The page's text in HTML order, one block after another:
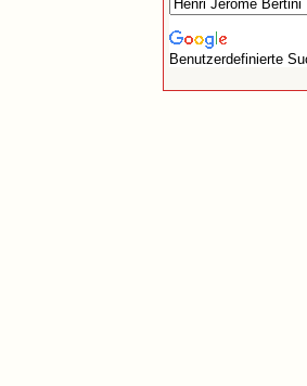
Benutzerdefinierte